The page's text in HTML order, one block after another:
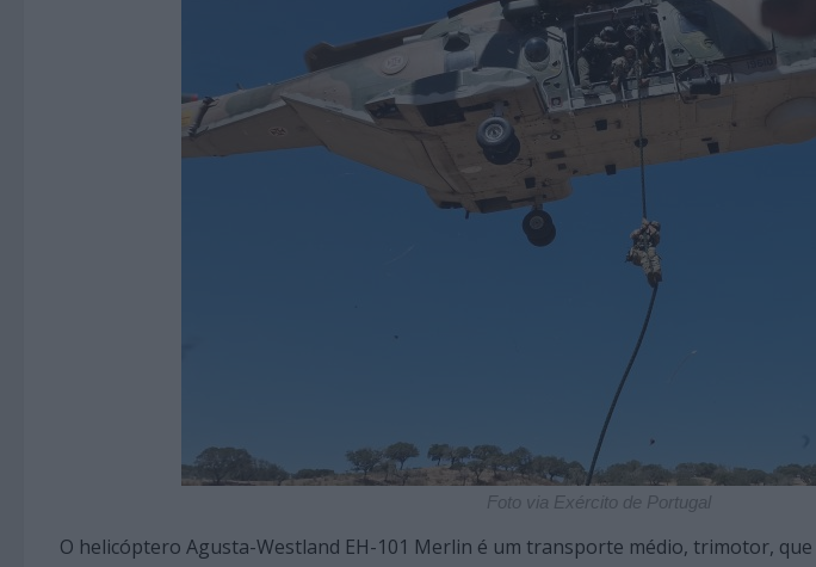
Foto via Exército de Portugal
O helicóptero Agusta-Westland EH-101 Merlin é um transporte médio, trimotor,